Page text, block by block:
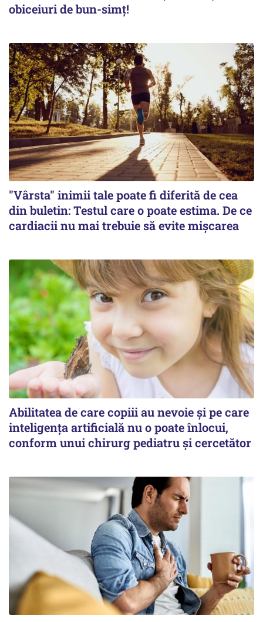
obiceiuri de bun-simț!
"Vârsta" inimii tale poate fi diferită de cea
din buletin: Testul care o poate estima. De ce
cardiacii nu mai trebuie să evite mișcarea
Abilitatea de care copiii au nevoie și pe care
inteligența artificială nu o poate înlocui,
conform unui chirurg pediatru și cercetător